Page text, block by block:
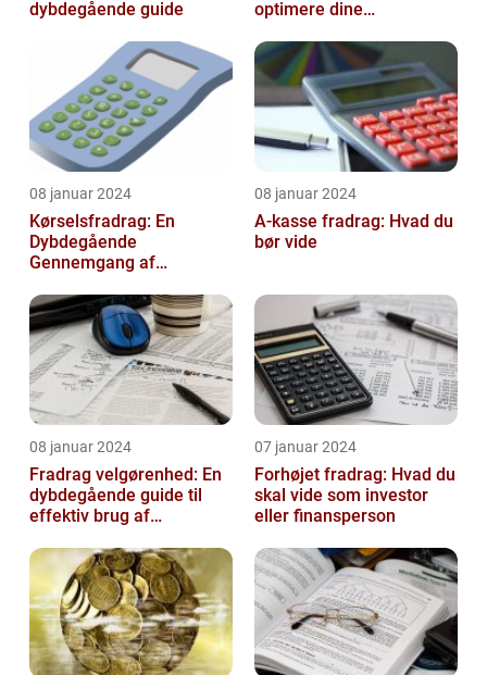
dybdegående guide
optimere dine
08 januar 2024
Kørselsfradrag: En
Dybdegående
Gennemgang af
Historiske Udvikling
08 januar 2024
A-kasse fradrag: Hvad du
bør vide
08 januar 2024
Fradrag velgørenhed: En
dybdegående guide til
effektiv brug af
07 januar 2024
Forhøjet fradrag: Hvad du
skal vide som investor
eller finansperson